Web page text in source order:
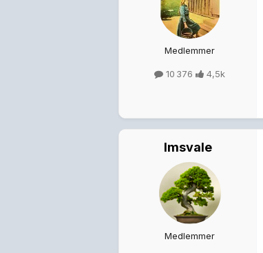
Medlemmer
10 376 4,5k
Imsvale
Medlemmer